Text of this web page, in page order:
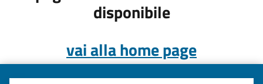
disponibile
vai alla home page